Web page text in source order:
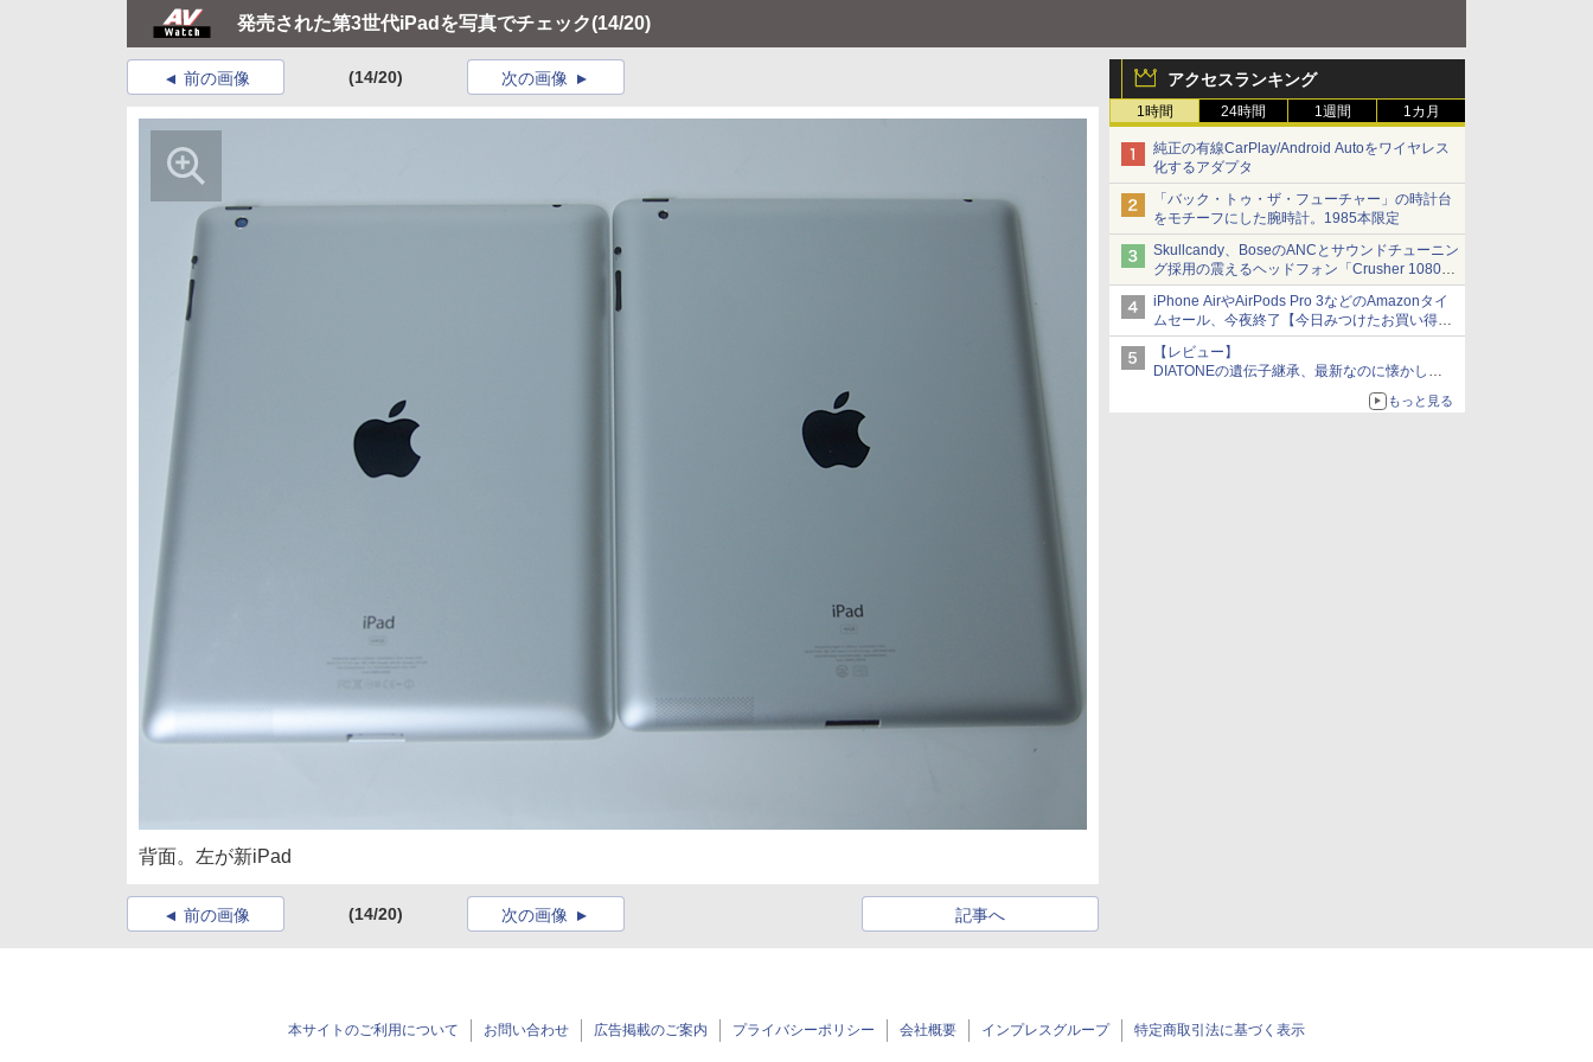
発売された第3世代iPadを写真でチェック(14/20)
アクセスランキング
1時間 24時間 1週間 1カ月
純正の有線CarPlay/Android Autoをワイヤレス
化するアダプタ
「バック・トゥ・ザ・フューチャー」の時計台
をモチーフにした腕時計。1985本限定
Skullcandy、BoseのANCとサウンドチューニン
グ採用の震えるヘッドフォン「Crusher 1080
ANC」
iPhone AirやAirPods Pro 3などのAmazonタイ
ムセール、今夜終了【今日みつけたお買い得
品】
【レビュー】
DIATONEの遺伝子継承、最新なのに懐かし
い“惚れる音”Tecnologia e Cuore「DS-TC52B」
もっと見る
前の画像 (14/20) 次の画像
背面。左が新iPad
前の画像 (14/20) 記事へ
次の画像
本サイトのご利用について お問い合わせ 広告掲載のご案内 プライバシーポリシー 会社概要 インプレスグループ 特定商取引法に基づく表示